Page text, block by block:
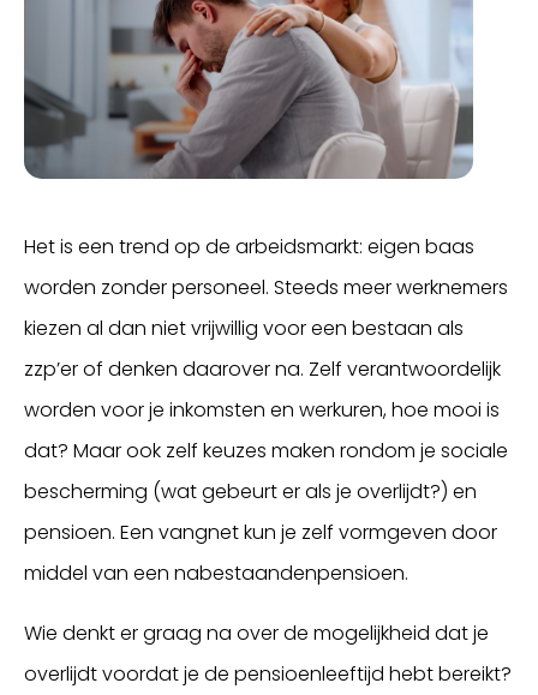
Het is een trend op de arbeidsmarkt: eigen baas
worden zonder personeel. Steeds meer werknemers
kiezen al dan niet vrijwillig voor een bestaan als
zzp’er of denken daarover na. Zelf verantwoordelijk
worden voor je inkomsten en werkuren, hoe mooi is
dat? Maar ook zelf keuzes maken rondom je sociale
bescherming (wat gebeurt er als je overlijdt?) en
pensioen. Een vangnet kun je zelf vormgeven door
middel van een nabestaandenpensioen.
Wie denkt er graag na over de mogelijkheid dat je
overlijdt voordat je de pensioenleeftijd hebt bereikt?